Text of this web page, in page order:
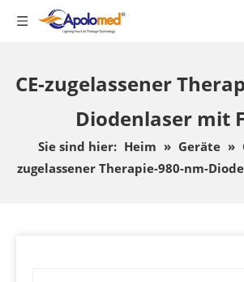
CE-zugelassener
Diodenlaser mit
Sie sind hier: Heim » Geräte »
zugelassener Therapie-980-nm-